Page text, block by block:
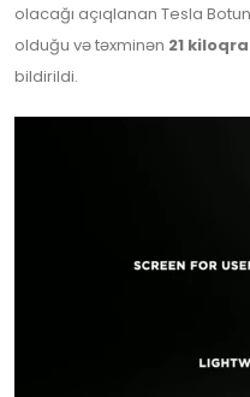
olacağı açıqlanan Tesla
olduğu və təxminən 21
bildirildi.